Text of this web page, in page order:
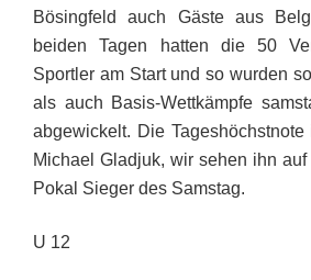
Bösingfeld auch Gäste aus
beiden Tagen hatten die 50
Sportler am Start und so wurden
als auch Basis-Wettkämpfe
abgewickelt. Die
Michael Gladjuk, wir sehen ihn
Pokal Sieger des Samstag.
U 12